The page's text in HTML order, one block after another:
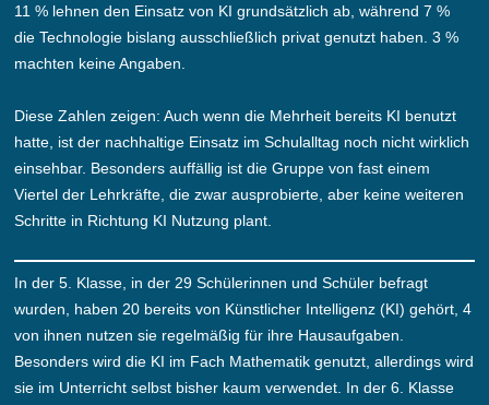
11 % lehnen den Einsatz von KI grundsätzlich ab, während 7 %
die Technologie bislang ausschließlich privat genutzt haben. 3 %
machten keine Angaben.
Diese Zahlen zeigen: Auch wenn die Mehrheit bereits KI benutzt
hatte, ist der nachhaltige Einsatz im Schulalltag noch nicht wirklich
einsehbar. Besonders auffällig ist die Gruppe von fast einem
Viertel der Lehrkräfte, die zwar ausprobierte, aber keine weiteren
Schritte in Richtung KI Nutzung plant.
In der 5. Klasse, in der 29 Schülerinnen und Schüler befragt
wurden, haben 20 bereits von Künstlicher Intelligenz (KI) gehört, 4
von ihnen nutzen sie regelmäßig für ihre Hausaufgaben.
Besonders wird die KI im Fach Mathematik genutzt, allerdings wird
sie im Unterricht selbst bisher kaum verwendet. In der 6. Klasse